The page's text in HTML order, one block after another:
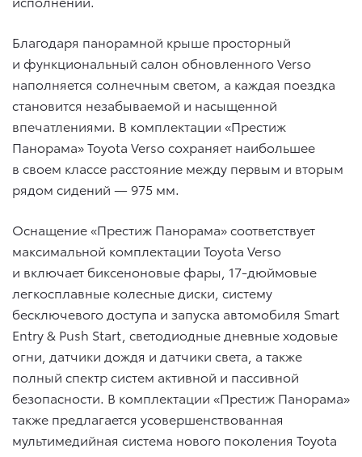
Благодаря панорамной крыше просторный
и функциональный салон обновленного Verso
наполняется солнечным светом, а каждая поездка
становится незабываемой и насыщенной
впечатлениями. В комплектации «Престиж
Панорама» Toyota Verso сохраняет наибольшее
в своем классе расстояние между первым и вторым
рядом сидений — 975 мм.
Оснащение «Престиж Панорама» соответствует
максимальной комплектации Toyota Verso
и включает биксеноновые фары, 17-дюймовые
легкосплавные колесные диски, систему
бесключевого доступа и запуска автомобиля Smart
Entry & Push Start, светодиодные дневные ходовые
огни, датчики дождя и датчики света, а также
полный спектр систем активной и пассивной
безопасности. В комплектации «Престиж Панорама»
также предлагается усовершенствованная
мультимедийная система нового поколения Toyota